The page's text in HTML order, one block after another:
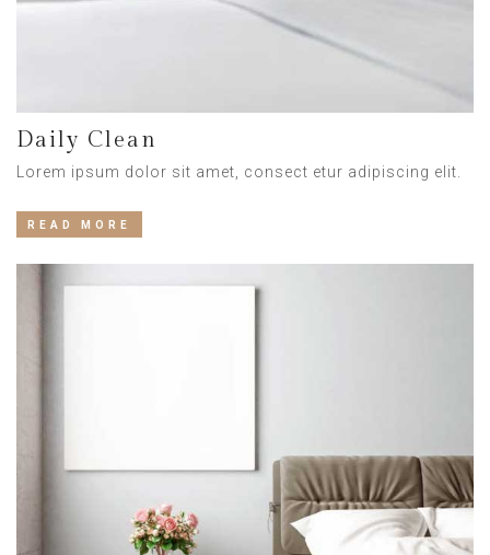
Daily Clean
Lorem ipsum dolor sit amet, consect etur adipiscing elit.
READ MORE